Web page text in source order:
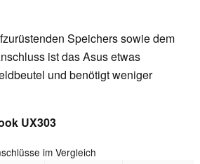
Speichers sowie dem
ist das Asus etwas
und benötigt weniger
UX303
im Vergleich